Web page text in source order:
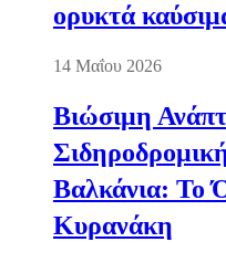
ορυκτά
14 Μαΐου 2026
Βιώσιμη
Βαλκάνια: Το
Κυρανάκη